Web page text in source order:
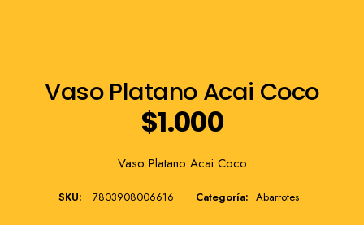
Vaso Platano Acai Coco
$1.000
Vaso Platano Acai Coco
SKU: 7803908006616 Categoría: Abarrotes